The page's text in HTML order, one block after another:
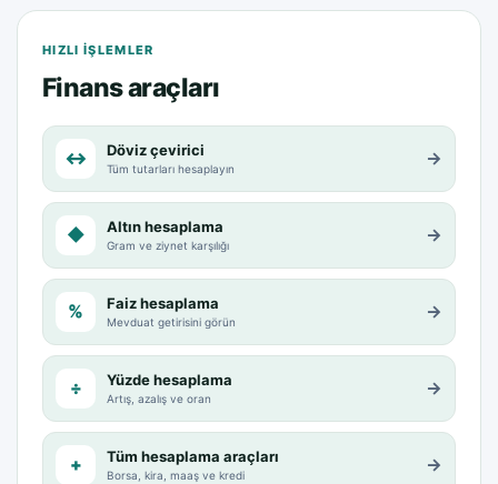
HIZLI IŞLEMLER
Finans araçları
↔ Döviz çevirici
Tüm tutarları hesaplayın →
◆ Altın hesaplama
Gram ve ziynet karşılığı →
% Faiz hesaplama
Mevduat getirisini görün →
÷ Yüzde hesaplama
Artış, azalış ve oran →
+ Tüm hesaplama araçları
Borsa, kira, maaş ve kredi →